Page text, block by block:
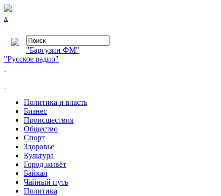
x
"Баргузин ФМ"
"Русское радио"
Политика и власть
Бизнес
Происшествия
Общество
Cпорт
Здоровье
Культура
Город живёт
Байкал
Чайный путь
Политика